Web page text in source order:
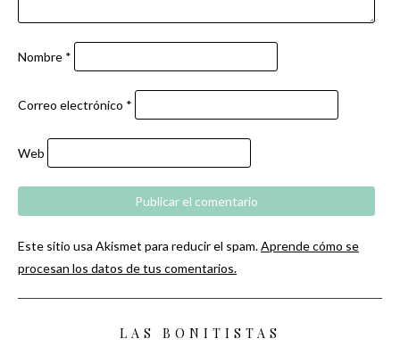
Nombre *
Correo electrónico *
Web
Este sitio usa Akismet para reducir el spam.Aprende cómo se
procesan los datos de tus comentarios.
LAS BONITISTAS